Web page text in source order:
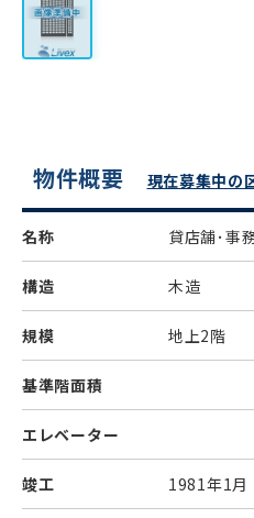
物件概要 現在募集中の
名称 貸店舗･事
構造 木造
規模 地上2階
基準階面積
エレベーター
竣工 1981年1月